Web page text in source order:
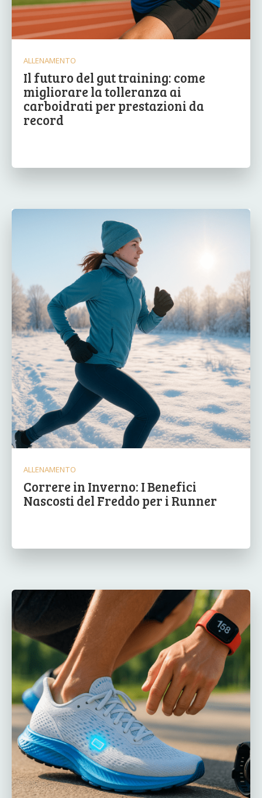
ALLENAMENTO
Il futuro del gut training: come
migliorare la tolleranza ai
carboidrati per prestazioni da
record
ALLENAMENTO
Correre in Inverno: I Benefici
Nascosti del Freddo per i Runner